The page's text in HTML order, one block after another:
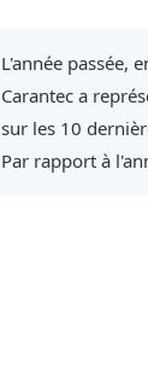
L'année passée,
Carantec a
sur les 10
Par rapport à